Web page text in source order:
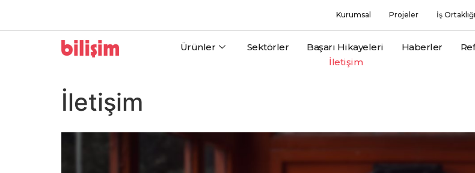
Kurumsal Projeler İş Ortaklığı
Ürünler Sektörler Başarı Hikayeleri Haberler
İletişim
İletişim